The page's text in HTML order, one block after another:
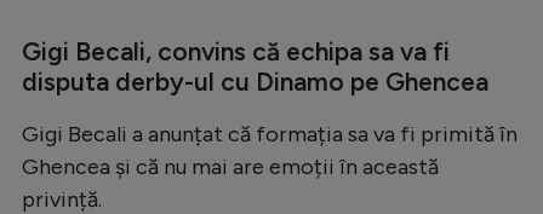
Alte sporturi
JO 2024
JO 2026
Gigi Becali, convins că echipa sa va fi
disputa derby-ul cu Dinamo pe Ghencea
Gigi Becali a anunțat că formația sa va fi primită în
Ghencea și că nu mai are emoții în această
privință.